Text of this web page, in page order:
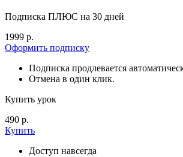
Подписка ПЛЮС на 30 дней
1999 р.
Оформить подписку
Подписка продлевается
Отмена в один клик.
Купить урок
490 р.
Купить
Доступ навсегда